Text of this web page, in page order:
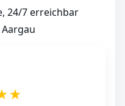
24/7 erreichbar